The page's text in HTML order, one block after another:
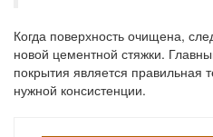
Когда поверхность очищена,
новой цементной стяжки.
покрытия является правильная
нужной консистенции.